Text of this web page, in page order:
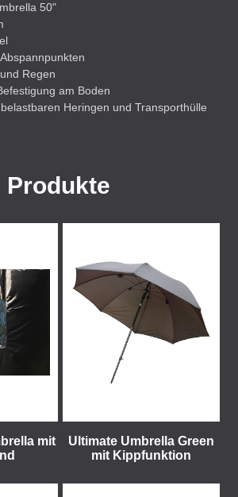
50"
Regen
am Boden
Heringen und Transporthülle
mit
Ultimate Umbrella Green
mit Kippfunktion